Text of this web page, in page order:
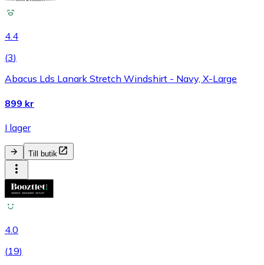
4.4
(3)
Abacus Lds Lanark Stretch Windshirt - Navy, X-Large
899 kr
I lager
Till butik
4.0
(19)